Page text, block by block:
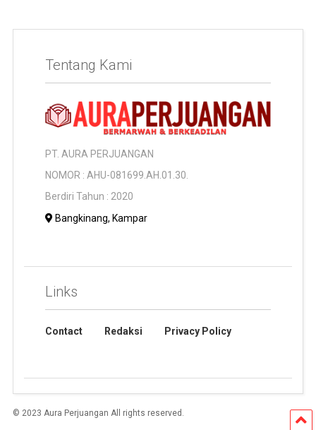
Tentang Kami
PT. AURA PERJUANGAN
NOMOR : AHU-081699.AH.01.30.
Berdiri Tahun : 2020
Bangkinang, Kampar
Links
Contact Redaksi Privacy Policy
© 2023 Aura Perjuangan All rights reserved.